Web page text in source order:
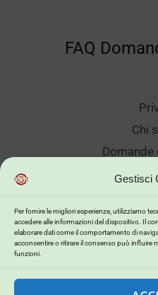
Gestisci
Per fornire le migliori esperienze, utilizziamo
accedere alle informazioni del dispositivo. Il
elaborare dati come il comportamento di
acconsentire o ritirare il consenso può influire
funzioni.
FAQ
Chi
Domande
Reso
My